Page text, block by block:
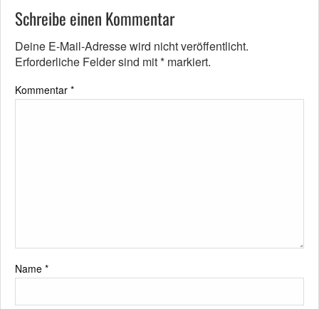
Schreibe einen Kommentar
Deine E-Mail-Adresse wird nicht veröffentlicht.
Erforderliche Felder sind mit* markiert.
Kommentar *
Name *